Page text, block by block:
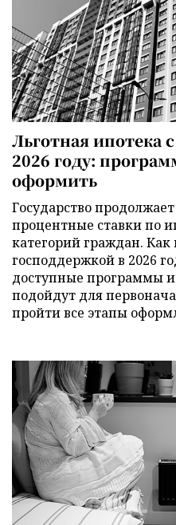
Льготная ипотека
2026 году:
оформить
Государство
процентные ставки по
категорий граждан. Как
господдержкой в 2026
доступные программы
подойдут для
пройти все этапы